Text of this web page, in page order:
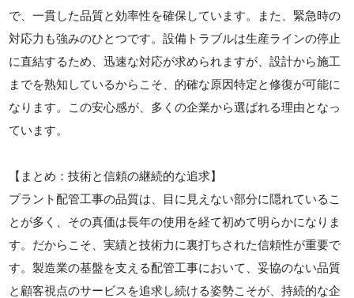
で、一貫した品質と効率性を確保しています。また、緊急時の
対応力も強みのひとつです。設備トラブルは生産ラインの停止
に直結するため、迅速な対応が求められますが、設計から施工
までを熟知しているからこそ、的確な原因特定と修復が可能に
なります。この安心感が、多くの企業から選ばれる理由となっ
ています。
【まとめ：技術と信頼の継続的な追求】
プラント配管工事の品質は、目に見えない部分に隠れているこ
とが多く、その真価は長年の使用を経て初めて明らかになりま
す。だからこそ、実績と技術力に裏打ちされた信頼性が重要で
す。製造業の基盤を支える配管工事において、妥協のない品質
と顧客視点のサービスを追求し続ける姿勢こそが、持続的な企